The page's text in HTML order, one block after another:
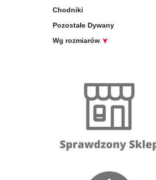
Chodniki
Pozostałe Dywany
Wg rozmiarów